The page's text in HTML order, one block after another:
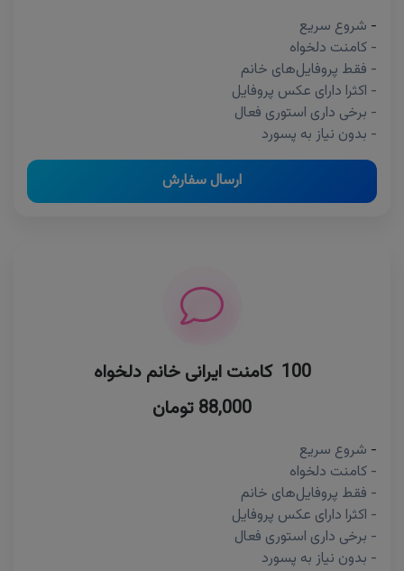
- شروع سریع
- کامنت دلخواه
- فقط پروفایل‌های خانم
- اکثرا دارای عکس پروفایل
- برخی داری استوری فعال
- بدون نیاز به پسورد
ارسال سفارش
100 کامنت ایرانی خانم دلخواه
88,000 تومان
- شروع سریع
- کامنت دلخواه
- فقط پروفایل‌های خانم
- اکثرا دارای عکس پروفایل
- برخی داری استوری فعال
- بدون نیاز به پسورد